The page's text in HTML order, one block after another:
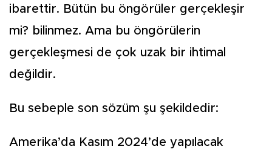
ibarettir. Bütün bu öngörüler gerçekleşir
mi? bilinmez. Ama bu öngörülerin
gerçekleşmesi de çok uzak bir ihtimal
değildir.
Bu sebeple son sözüm şu şekildedir:
Amerika’da Kasım 2024’de yapılacak